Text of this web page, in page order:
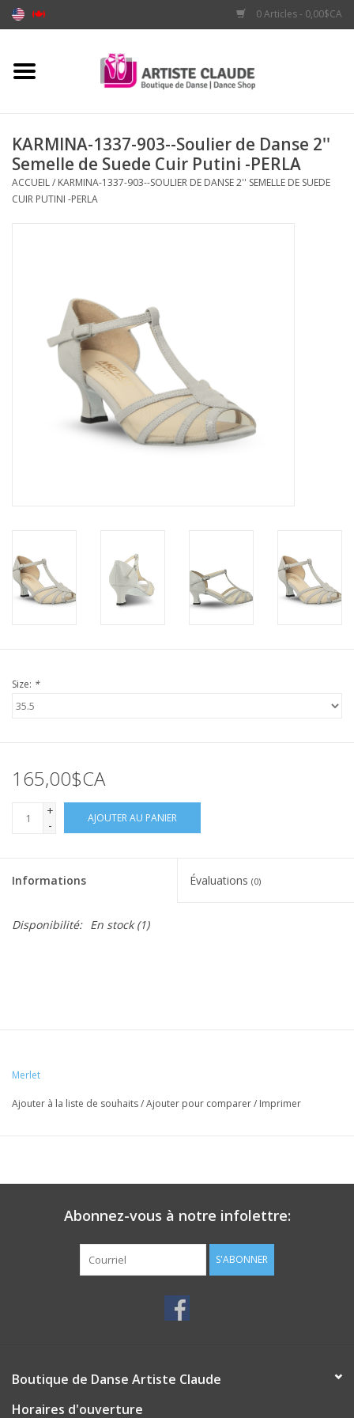
0 Articles - 0,00$CA
Accueil
Vêtements
KARMINA-1337-903--Soulier de Danse 2''
Semelle de Suede Cuir Putini -PERLA
ACCUEIL/ KARMINA-1337-903--SOULIER DE DANSE 2'' SEMELLE DE SUEDE
CUIR PUTINI -PERLA
Size: *
165,00$CA
+
-
AJOUTER AU PANIER
Informations Évaluations (0)
Disponibilité: En stock(1)
Merlet
Ajouter à la liste de souhaits/Ajouter pour comparer/ Imprimer
Abonnez-vous à notre infolettre:
S'ABONNER
Boutique de Danse Artiste Claude
Horaires d'ouverture